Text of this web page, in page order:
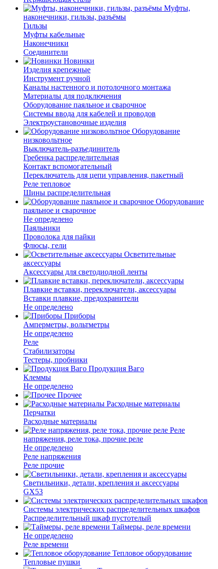
Муфты,
наконечники, гильзы, разъёмы
Гильзы
Муфты кабельные
Наконечники
Соединители
Новинки
Изделия крепежные
Инструмент ручной
Каналы настенного и потолочного монтажа
Материалы для подключения
Оборудование паяльное и сварочное
Системы ввода для кабелей и проводов
Электроустановочные изделия
Оборудование
низковольтное
Выключатель-разъединитель
Гребенка распределительная
Контакт вспомогательный
Переключатель для цепи управления, пакетный
Реле тепловое
Шины распределительная
Оборудование
паяльное и сварочное
Не определено
Паяльники
Проволока для пайки
Флюсы, гели
Осветительные
аксессуары
Аксессуары для светодиодной ленты
Плавкие вставки, переключатели, аксессуары
Вставки плавкие, предохранители
Не определено
Приборы
Амперметры, вольтметры
Не определено
Реле
Стабилизаторы
Тестеры, пробники
Продукция Ваго
Клеммы
Не определено
Прочее
Расходные материалы
Перчатки
Расходные материалы
Реле
напряжения, реле тока, прочие реле
Не определено
Реле напряжения
Реле прочие
Светильники, детали, крепления и аксессуары
GX53
Системы электрических распределительных шкафов
Распределительный шкаф пустотелый
Таймеры, реле времени
Не определено
Реле времени
Тепловое оборудование
Тепловые пушки